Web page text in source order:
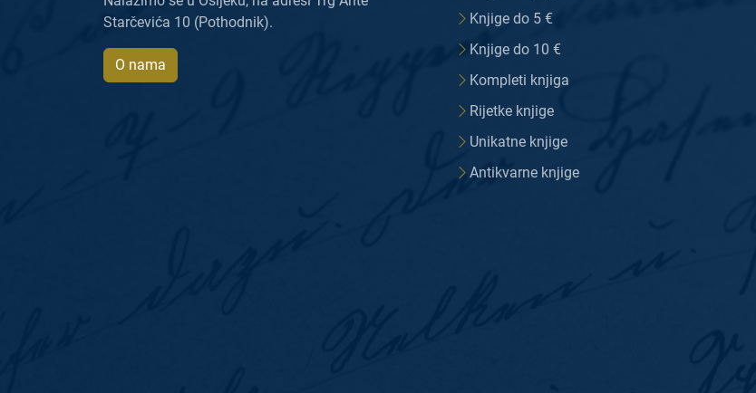
Starčevića 10 (Pothodnik).
O nama
Knjige do 5 €
Knjige do 10 €
Kompleti knjiga
Rijetke knjige
Unikatne knjige
Antikvarne knjige